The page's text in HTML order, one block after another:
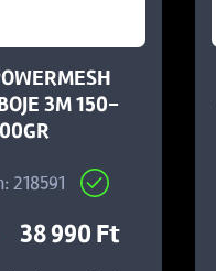
3M 150-
218591
38 990 Ft